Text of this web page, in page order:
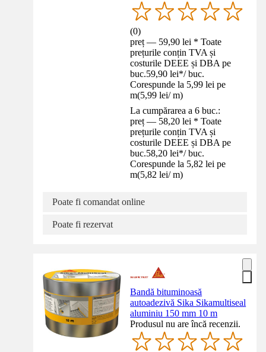
(0)
preț — 59,90 lei * Toate
prețurile conțin TVA și
costurile DEEE și DBA pe
buc.59,90 lei*/ buc.
Corespunde la 5,99 lei pe
m(5,99 lei/ m)
La cumpărarea a 6 buc.:
preț — 58,20 lei * Toate
prețurile conțin TVA și
costurile DEEE și DBA pe
buc.58,20 lei*/ buc.
Corespunde la 5,82 lei pe
m(5,82 lei/ m)
Poate fi comandat online
Poate fi rezervat
Bandă bituminoasă
autoadezivă Sika Sikamultiseal
aluminiu 150 mm 10 m
Produsul nu are încă recenzii.